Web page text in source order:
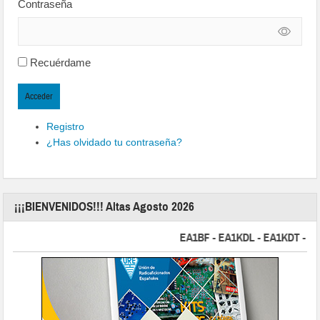
Contraseña
Recuérdame
Acceder
Registro
¿Has olvidado tu contraseña?
¡¡¡BIENVENIDOS!!! Altas Agosto 2026
EA1BF - EA1KDL - EA1KDT -